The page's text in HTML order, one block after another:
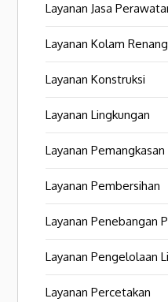
Layanan Jasa
Layanan Kolam Renang
Layanan Konstruksi
Layanan Lingkungan
Layanan
Layanan Pembersihan
Layanan Penebangan
Layanan Pengelolaan
Layanan Percetakan